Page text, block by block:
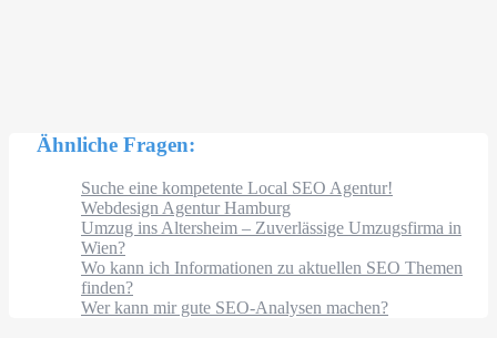
Ähnliche Fragen:
Suche eine kompetente Local SEO Agentur!
Webdesign Agentur Hamburg
Umzug ins Altersheim – Zuverlässige Umzugsfirma in
Wien?
Wo kann ich Informationen zu aktuellen SEO Themen
finden?
Wer kann mir gute SEO-Analysen machen?